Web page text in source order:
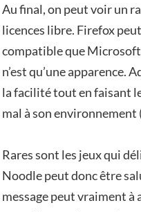
Au final, on peut voir un
licences libre. Firefox
compatible que
n’est qu’une apparence.
la facilité tout en faisant
mal à son environnement
Rares sont les jeux qui
Noodle peut donc être
message peut vraiment à